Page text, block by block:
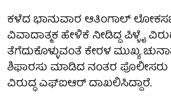
ಕಳೆದ ಭಾನುವಾರ ಆತಿಂಗಾಲ್ ಲೋಕಸಭಾ
ವಿವಾದಾತ್ಮಕ ಹೇಳಿಕೆ ನೀಡಿದ್ದ ಪಿಳ್ಳೈ
ತೆಗೆದುಕೊಳ್ಳುವಂತೆ ಕೇರಳ ಮುಖ್ಯ
ಶಿಫಾರಸು ಮಾಡಿದ ನಂತರ
ವಿರುದ್ಧ ಎಫ್ಐಆರ್ ದಾಖಲಿಸಿದ್ದಾರೆ.